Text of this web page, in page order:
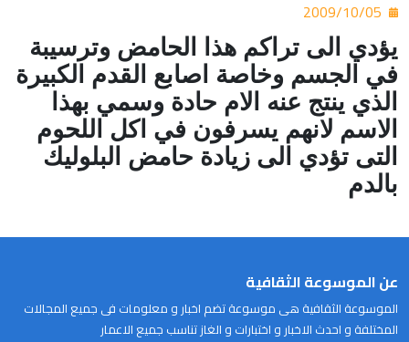
يؤدي الى تراكم هذا الحامض وترسيبة
في الجسم وخاصة اصابع القدم الكبيرة
الذي ينتج عنه الام حادة وسمي بهذا
الاسم لانهم يسرفون في اكل اللحوم
التى تؤدي الى زيادة حامض البلوليك
بالدم
عن الموسوعة الثقافية
الموسوعة الثقافية هى موسوعة تضم اخبار و معلومات فى جميع المجالات
المختلفة و احدث الاخبار و اختبارات و الغاز تناسب جميع الاعمار